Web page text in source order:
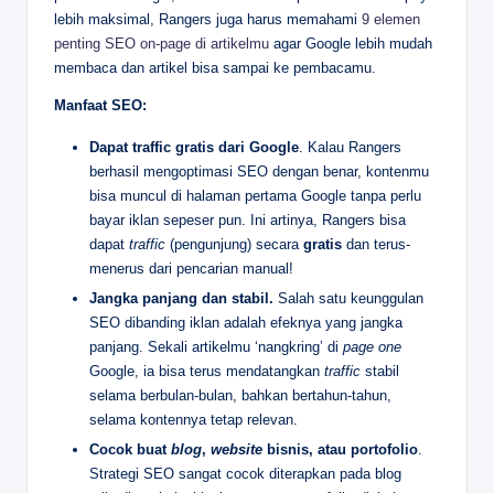
lebih maksimal, Rangers juga harus memahami 9 elemen
penting SEO on-page di artikelmu agar Google lebih mudah
membaca dan artikel bisa sampai ke pembacamu.
Manfaat SEO:
Dapat traffic gratis dari Google . Kalau Rangers
berhasil mengoptimasi SEO dengan benar, kontenmu
bisa muncul di halaman pertama Google tanpa perlu
bayar iklan sepeser pun. Ini artinya, Rangers bisa
dapat traffic (pengunjung) secara gratis dan terus-
menerus dari pencarian manual!
Jangka panjang dan stabil. Salah satu keunggulan
SEO dibanding iklan adalah efeknya yang jangka
panjang. Sekali artikelmu ‘nangkring’ di page one
Google, ia bisa terus mendatangkan traffic stabil
selama berbulan-bulan, bahkan bertahun-tahun,
selama kontennya tetap relevan.
Cocok buat blog, website bisnis, atau portofolio
Strategi SEO sangat cocok diterapkan pada blog